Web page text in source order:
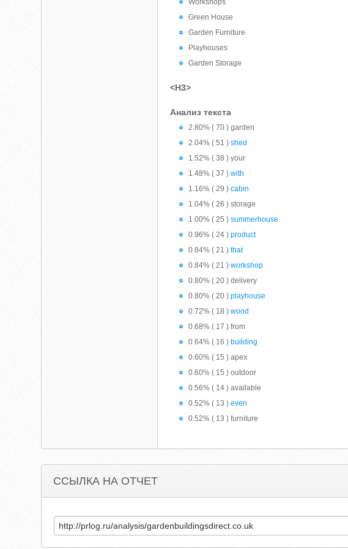
Workshops
Green House
Garden Furniture
Playhouses
Garden Storage
<H3>
Анализ текста
2.80% ( 70 ) garden
2.04% ( 51 )shed
1.52% ( 38 ) your
1.48% ( 37 )with
1.16% ( 29 )cabin
1.04% ( 26 ) storage
1.00% ( 25 )summerhouse
0.96% ( 24 )product
0.84% ( 21 )that
0.84% ( 21 )workshop
0.80% ( 20 ) delivery
0.80% ( 20 )playhouse
0.72% ( 18 )wood
0.68% ( 17 ) from
0.64% ( 16 ) building
0.60% ( 15 ) apex
0.60% ( 15 ) outdoor
0.56% ( 14 ) available
0.52% ( 13 )even
0.52% ( 13 ) furniture
ССЫЛКА НА ОТЧЕТ